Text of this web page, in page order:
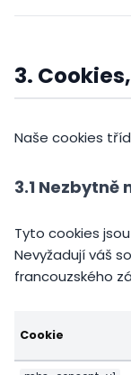
3.
Naše cookies
3.1
Tyto cookies
Nevyžadují váš
francouzského
Cookie